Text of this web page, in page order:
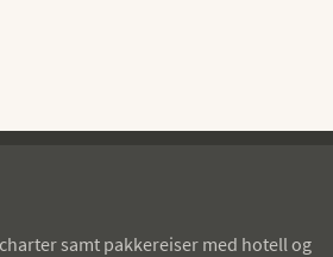
samt pakkereiser med hotell og